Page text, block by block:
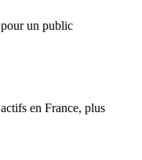
un public
en France, plus